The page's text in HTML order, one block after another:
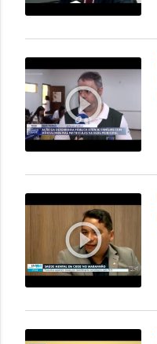
play_circle_outline
play_circle_outline